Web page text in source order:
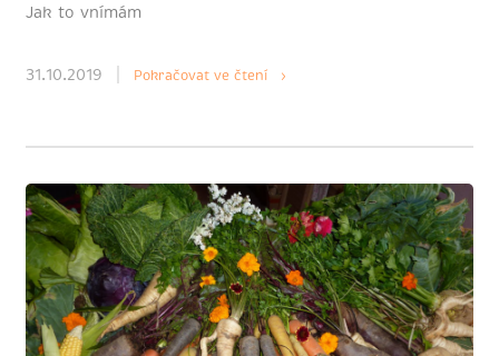
Jak to vnímám
31.10.2019 Pokračovat ve čtení ›